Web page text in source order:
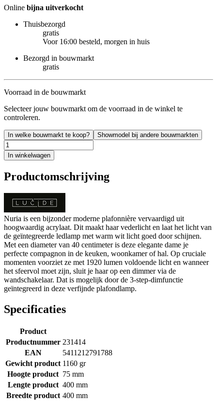
Online bijna uitverkocht
Thuisbezorgd
gratis
Voor 16:00 besteld, morgen in huis
Bezorgd in bouwmarkt
gratis
Voorraad in de bouwmarkt
Selecteer jouw bouwmarkt om de voorraad in de winkel te
controleren.
In welke bouwmarkt te koop? Showmodel bij andere bouwmarkten
In winkelwagen
Productomschrijving
Nuria is een bijzonder moderne plafonnière vervaardigd uit
hoogwaardig acrylaat. Dit maakt haar vederlicht en laat het licht van
de geïntegreerde ledlamp met warm wit licht goed door schijnen.
Met een diameter van 40 centimeter is deze elegante dame je
perfecte compagnon in de keuken, woonkamer of hal. Op cruciale
momenten voorziet ze met 1920 lumen voldoende licht en wanneer
het sfeervol moet zijn, sluit je haar op een dimmer via de
wandschakelaar. Dat is mogelijk door de 3-step-dimfunctie
geïntegreerd in deze verfijnde plafondlamp.
Specificaties
Product
Productnummer 231414
EAN
5411212791788
Gewicht product 1160 gr
Hoogte product 75 mm
Lengte product 400 mm
Breedte product 400 mm